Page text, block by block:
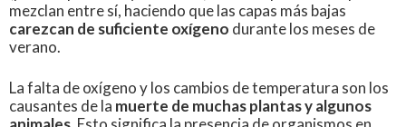
mezclan entre sí, haciendo que las capas más bajas
carezcan de suficiente oxígeno durante los meses de
verano.
La falta de oxígeno y los cambios de temperatura son los
causantes de la muerte de muchas plantas y algunos